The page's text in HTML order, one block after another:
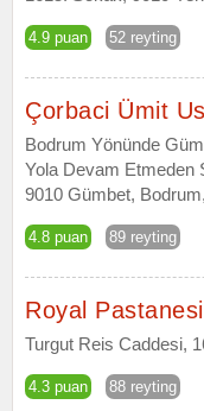
4.9 puan 52 reyting
Çorbaci Ümit
Bodrum Yönünde
Yola Devam Etmeden
9010 Gümbet,
4.8 puan 89 reyting
Royal
Turgut Reis Caddesi,
4.3 puan 88 reyting